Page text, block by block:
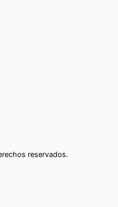
reservados.